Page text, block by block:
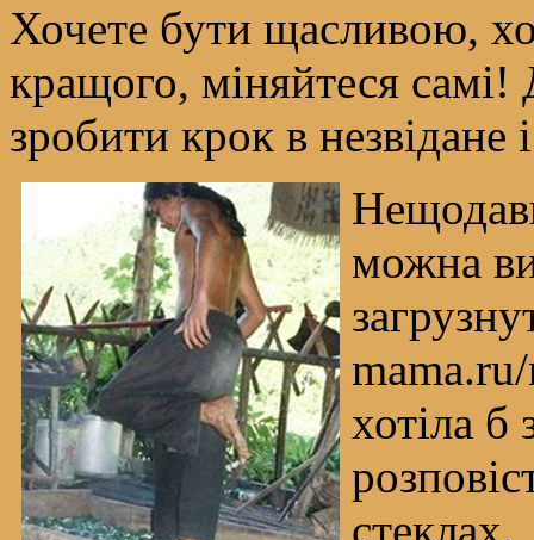
Хочете бути щасливою,
кращого, міняйтеся
зробити крок в
можна
хотіла б
стеклах.